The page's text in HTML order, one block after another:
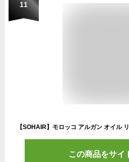
11
この商品をサイ